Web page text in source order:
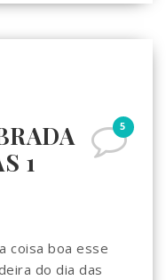
5
1
coisa boa esse
do dia das